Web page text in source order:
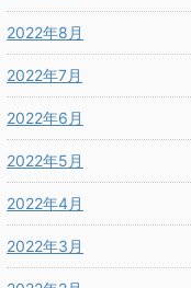
2022年8月
2022年7月
2022年6月
2022年5月
2022年4月
2022年3月